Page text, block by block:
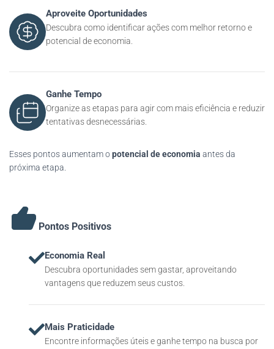
Aproveite Oportunidades
Descubra como identificar ações com melhor retorno e
potencial de economia.
Ganhe Tempo
Organize as etapas para agir com mais eficiência e reduzir
tentativas desnecessárias.
Esses pontos aumentam opotencial de economia antes da
próxima etapa.
Pontos Positivos
Economia Real
Descubra oportunidades sem gastar, aproveitando
vantagens que reduzem seus custos.
Mais Praticidade
Encontre informações úteis e ganhe tempo na busca por